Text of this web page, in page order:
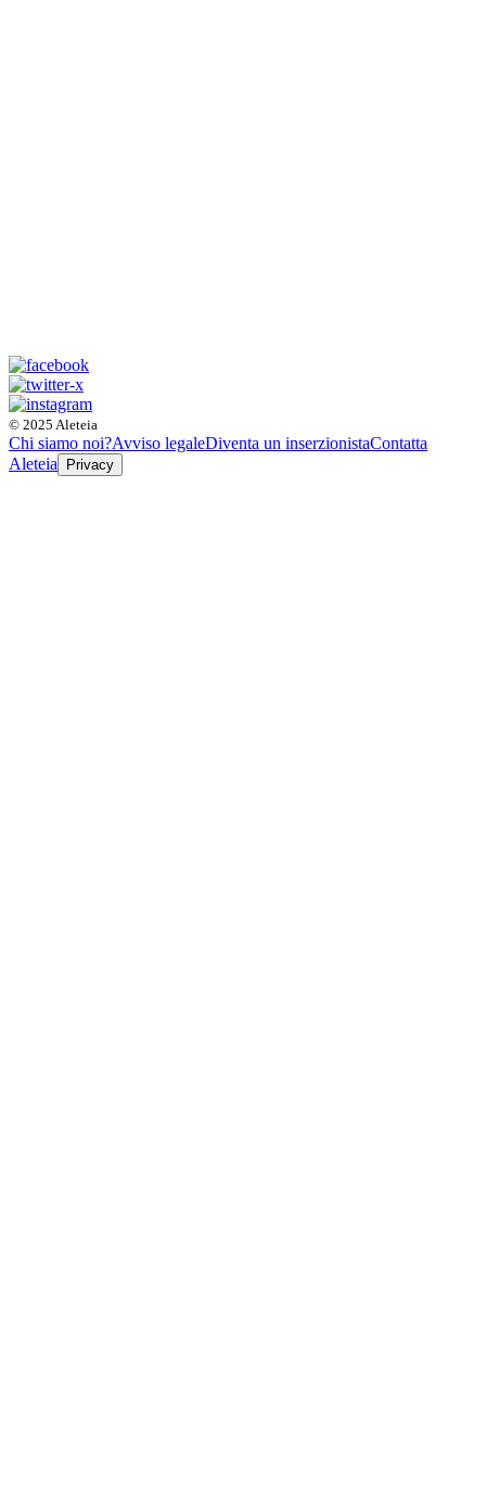
© 2025 Aleteia
Chi siamo noi?Avviso legaleDiventa un inserzionistaContatta
Aleteia
Privacy